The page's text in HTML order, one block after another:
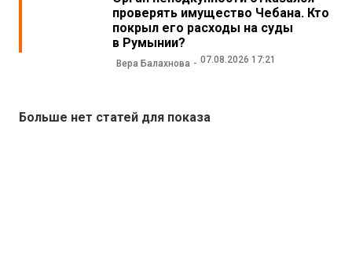
проверять имущество Чебана. Кто
покрыл его расходы на суды
в Румынии?
Вера Балахнова 07.08.2026 17:21
Больше нет статей для показа